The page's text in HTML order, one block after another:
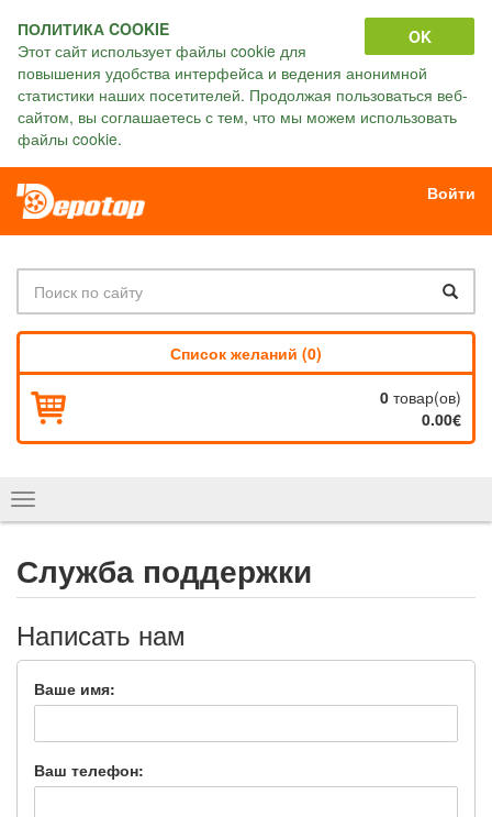
OK
ПОЛИТИКА COOKIE
Этот сайт использует файлы cookie для
повышения удобства интерфейса и ведения анонимной
статистики наших посетителей. Продолжая пользоваться веб-
сайтом, вы соглашаетесь с тем, что мы можем использовать
файлы cookie.
Войти
Список желаний (0)
0 товар(ов)
0.00€
Показать
навигацию
Служба поддержки
Написать нам
Ваше имя:
Ваш телефон: